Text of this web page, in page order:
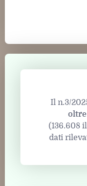
Il n.3/
oltre
(136.608
dati